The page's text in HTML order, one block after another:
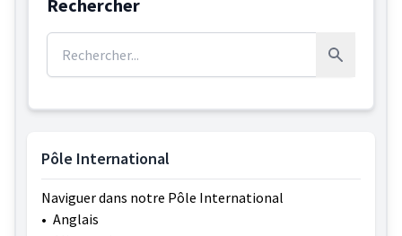
Rechercher
Rechercher :
Rechercher
Pôle International
Naviguer dans notre Pôle International
• Anglais